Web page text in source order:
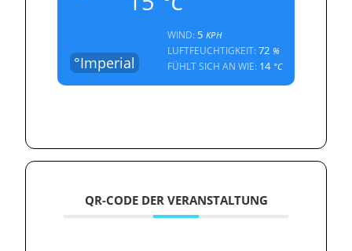
°Imperial
WIND: 5 KPH
LUFTFEUCHTIGKEIT:72 %
FÜHLT SICH AN WIE: 14°C
QR-CODE DER VERANSTALTUNG